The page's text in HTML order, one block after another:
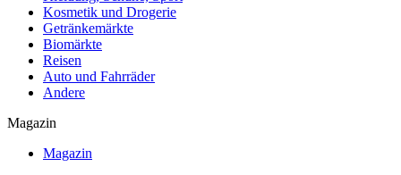
Kosmetik und Drogerie
Getränkemärkte
Biomärkte
Reisen
Auto und Fahrräder
Andere
Magazin
Magazin